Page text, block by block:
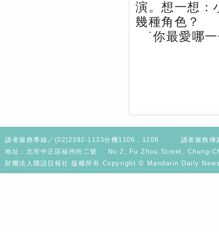
演。想一想
幾種角色？
˙你最愛哪
讀者服務專線／(02)2392-1133分機1106，1108
讀者服務
地址：北市中正區福州街二號 No.2, Fu Zhou Street, Chung-
財團法人國語日報社 版權所有 Copyright © Mandarin Daily